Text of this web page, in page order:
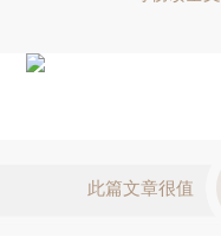
此篇文章很值